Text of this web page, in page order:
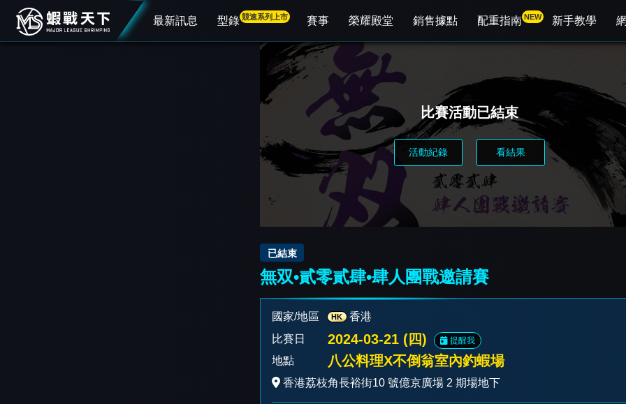
最新訊息 型錄競速系列上市 賽事 榮耀殿堂 銷售據點 配重指南NEW 新手教學
比賽活動已結束
活動紀錄 看結果
已結束
無双•貳零貳肆•肆人團戰邀請賽
國家/地區 HK 香港
比賽日
2024-03-21 (四) 提醒我
地點 八公料理X不倒翁室內釣蝦場
香港荔枝角長裕街10 號億京廣場 2 期場地下